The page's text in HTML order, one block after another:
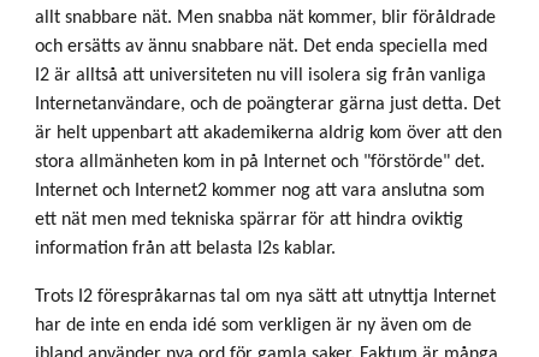
allt snabbare nät. Men snabba nät kommer, blir föråldrade
och ersätts av ännu snabbare nät. Det enda speciella med
I2 är alltså att universiteten nu vill isolera sig från vanliga
Internetanvändare, och de poängterar gärna just detta. Det
är helt uppenbart att akademikerna aldrig kom över att den
stora allmänheten kom in på Internet och "förstörde" det.
Internet och Internet2 kommer nog att vara anslutna som
ett nät men med tekniska spärrar för att hindra oviktig
information från att belasta I2s kablar.
Trots I2 förespråkarnas tal om nya sätt att utnyttja Internet
har de inte en enda idé som verkligen är ny även om de